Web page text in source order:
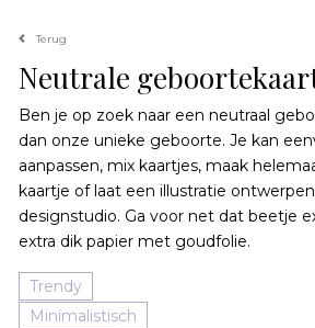
Terug
Neutrale
Ben je op zoek naar een neutraal
dan onze unieke geboorte. Je kan
aanpassen, mix kaartjes, maak
kaartje of laat een illustratie
designstudio. Ga voor net dat beetje
extra dik papier met goudfolie.
Trendy
Minimalistisch